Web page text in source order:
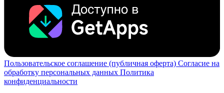
Пользовательское соглашение (публичная оферта) Согласие на
обработку персональных данных Политика
конфиденциальности